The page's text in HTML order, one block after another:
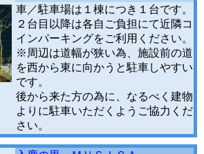
車／駐車場は１棟につき１台です。
２台目以降は各自ご負担にて近隣コ
インパーキングをご利用ください。
※周辺は道幅が狭い為、施設前の道
を西から東に向かうと駐車しやすい
です。
後から来た方の為に、なるべく建物
よりに駐車いただくようご協力くだ
さい。